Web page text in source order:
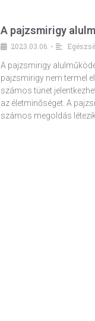
A pajzsmirigy
2023.03.06. •
A pajzsmirigy
pajzsmirigy nem termel
számos tünet
az életminőséget. A
számos megoldás